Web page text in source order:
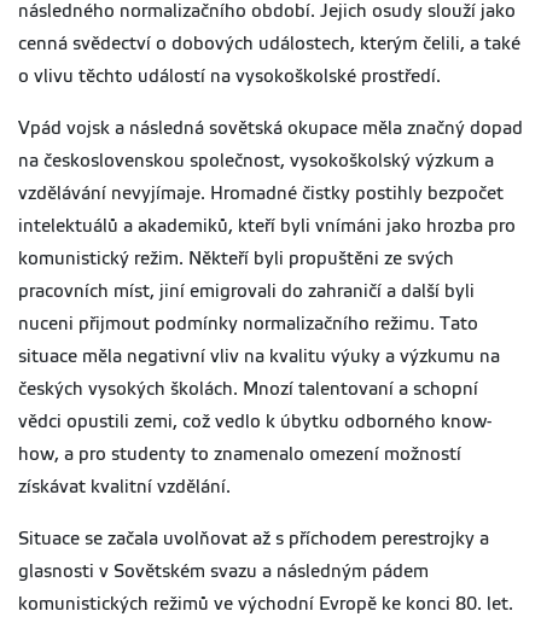
následného normalizačního období. Jejich osudy slouží jako
cenná svědectví o dobových událostech, kterým čelili, a také
o vlivu těchto událostí na vysokoškolské prostředí.
Vpád vojsk a následná sovětská okupace měla značný dopad
na československou společnost, vysokoškolský výzkum a
vzdělávání nevyjímaje. Hromadné čistky postihly bezpočet
intelektuálů a akademiků, kteří byli vnímáni jako hrozba pro
komunistický režim. Někteří byli propuštěni ze svých
pracovních míst, jiní emigrovali do zahraničí a další byli
nuceni přijmout podmínky normalizačního režimu. Tato
situace měla negativní vliv na kvalitu výuky a výzkumu na
českých vysokých školách. Mnozí talentovaní a schopní
vědci opustili zemi, což vedlo k úbytku odborného know-
how, a pro studenty to znamenalo omezení možností
získávat kvalitní vzdělání.
Situace se začala uvolňovat až s příchodem perestrojky a
glasnosti v Sovětském svazu a následným pádem
komunistických režimů ve východní Evropě ke konci 80. let.